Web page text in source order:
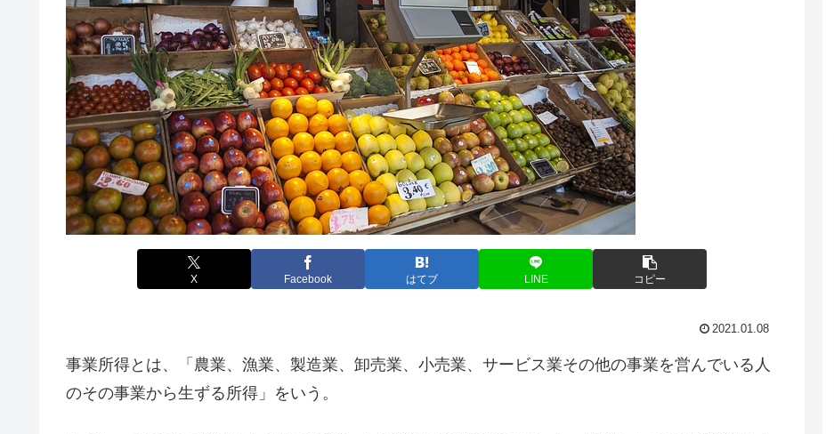
X Facebook はてブ LINE コピー
2021.01.08
事業所得とは、「農業、漁業、製造業、卸売業、小売業、サービス業その他の事業を営んでいる人
のその事業から生ずる所得」をいう。